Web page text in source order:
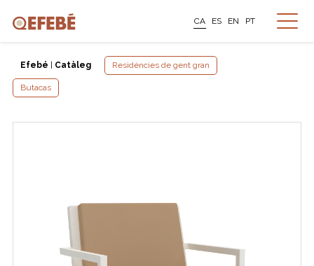
CA ES EN PT
Efebé Catàleg Residències de gent gran
Butacas